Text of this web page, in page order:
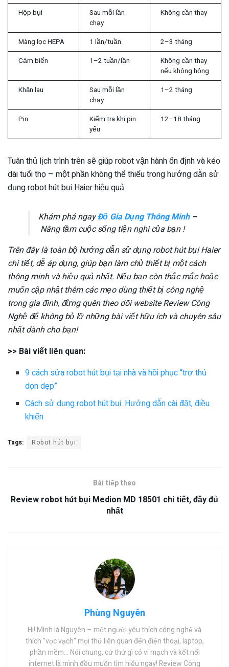
Hộp bụi
Sau mỗi lần
chạy
Không cần thay
Màng lọc HEPA 1 lần/tuần
2–3 tháng
Cảm biến
1–2 tuần/lần
Không cần thay
nếu không hỏng
Khăn lau
Sau mỗi lần
chạy
1–2 tháng
Pin
Kiểm tra khi pin
yếu
12–18 tháng
Tuân thủ lịch trình trên sẽ giúp robot vận hành ổn định và kéo
dài tuổi thọ – một phần không thể thiếu trong hướng dẫn sử
dụng robot hút bụi Haier hiệu quả.
Khám phá ngay Đồ Gia Dụng Thông Minh–
Nâng tầm cuộc sống tiện nghi của bạn !
Trên đây là toàn bộ hướng dẫn sử dụng robot hút bụi Haier
chi tiết, dễ áp dụng, giúp bạn làm chủ thiết bị một cách
thông minh và hiệu quả nhất. Nếu bạn còn thắc mắc hoặc
muốn cập nhật thêm các mẹo dùng thiết bị công nghệ
trong gia đình, đừng quên theo dõi website Review Công
Nghệ để không bỏ lỡ những bài viết hữu ích và chuyên sâu
nhất dành cho bạn!
>> Bài viết liên quan:
9 cách sửa robot hút bụi tại nhà và hồi phục “trợ thủ
dọn dẹp”
Cách sử dụng robot hút bụi: Hướng dẫn cài đặt, điều
khiển
Tags: Robot hút bụi
Bài tiếp theo
Review robot hút bụi Medion MD 18501 chi tiết, đầy đủ
nhất
Phùng Nguyên
Hi! Mình là Nguyên – một người yêu thích công nghệ và
thích "vọc vạch" mọi thứ liên quan đến điện thoại, laptop,
phần mềm… Nói chung, cứ thứ gì có vi mạch và kết nối
internet là mình đều muốn tìm hiểu ngay! Review Công